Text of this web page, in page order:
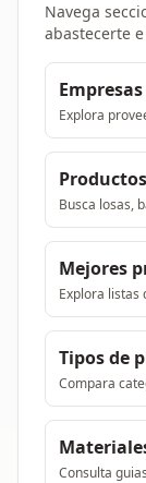
Navega
abastecerte
Empresas
Explora
Productos
Busca losas,
Mejores
Explora listas
Tipos de
Compara
Consulta